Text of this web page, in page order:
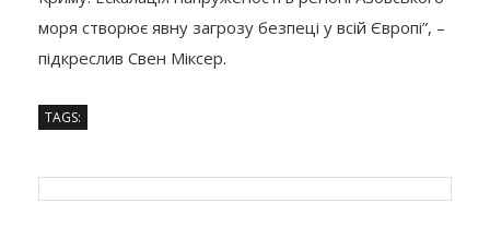
моря створює явну загрозу безпеці у всій Європі”, –
підкреслив Свен Міксер.
TAGS: